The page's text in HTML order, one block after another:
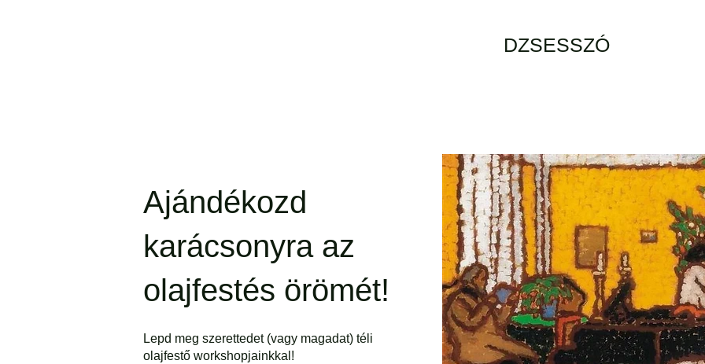
DZSESSZÓ
Ajándékozd
karácsonyra az
olajfestés örömét!
Lepd meg szerettedet (vagy magadat) téli
olajfestő workshopjainkkal!